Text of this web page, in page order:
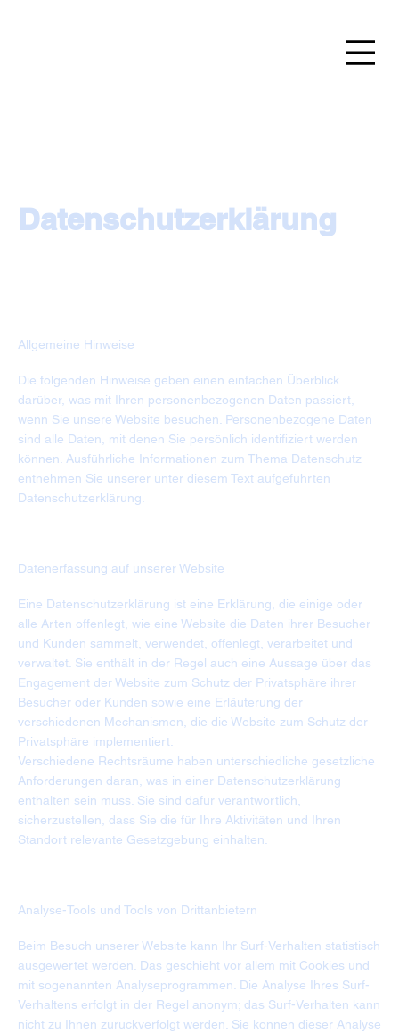
Datenschutzerklärung
Allgemeine Hinweise
Die folgenden Hinweise geben einen einfachen Überblick
darüber, was mit Ihren personenbezogenen Daten passiert,
wenn Sie unsere Website besuchen. Personenbezogene Daten
sind alle Daten, mit denen Sie persönlich identifiziert werden
können. Ausführliche Informationen zum Thema Datenschutz
entnehmen Sie unserer unter diesem Text aufgeführten
Datenschutzerklärung.
Datenerfassung auf unserer Website
Eine Datenschutzerklärung ist eine Erklärung, die einige oder
alle Arten offenlegt, wie eine Website die Daten ihrer Besucher
und Kunden sammelt, verwendet, offenlegt, verarbeitet und
verwaltet. Sie enthält in der Regel auch eine Aussage über das
Engagement der Website zum Schutz der Privatsphäre ihrer
Besucher oder Kunden sowie eine Erläuterung der
verschiedenen Mechanismen, die die Website zum Schutz der
Privatsphäre implementiert.
Verschiedene Rechtsräume haben unterschiedliche gesetzliche
Anforderungen daran, was in einer Datenschutzerklärung
enthalten sein muss. Sie sind dafür verantwortlich,
sicherzustellen, dass Sie die für Ihre Aktivitäten und Ihren
Standort relevante Gesetzgebung einhalten.
Analyse-Tools und Tools von Drittanbietern
Beim Besuch unserer Website kann Ihr Surf-Verhalten statistisch
ausgewertet werden. Das geschieht vor allem mit Cookies und
mit sogenannten Analyseprogrammen. Die Analyse Ihres Surf-
Verhaltens erfolgt in der Regel anonym; das Surf-Verhalten kann
nicht zu Ihnen zurückverfolgt werden. Sie können dieser Analyse